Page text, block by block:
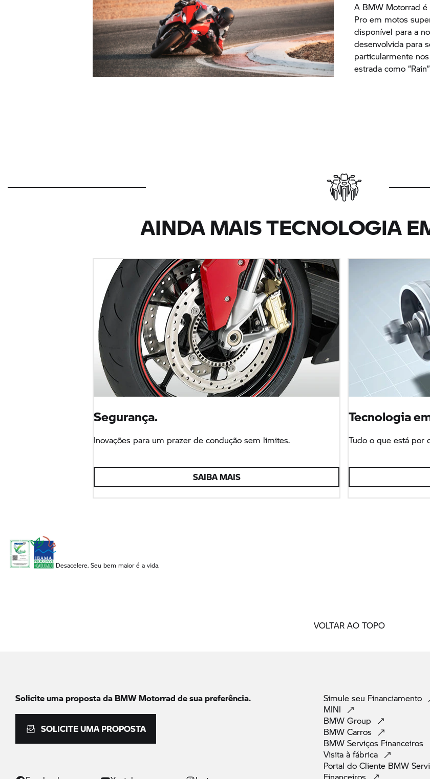
A BMW Motorrad é
Pro em motos
disponível para a
desenvolvida para
particularmente
estrada como
AINDA MAIS TECNOLOGIA
Segurança.
Inovações para um prazer de condução sem limites.
SAIBA MAIS
Tecnologia
Tudo o que está por
Desacelere. Seu bem maior é a vida.
VOLTAR AO TOPO
Solicite uma proposta da BMW Motorrad de sua preferência.
SOLICITE UMA PROPOSTA
Simule seu Financiamento
MINI
BMW Group
BMW Carros
BMW Serviços Financeiros
Visita à fábrica
Portal do Cliente BMW